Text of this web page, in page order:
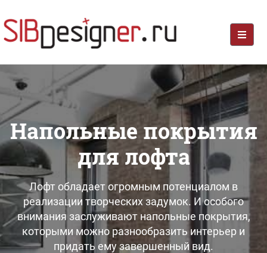
Напольные покрытия
для лофта
Лофт обладает огромным потенциалом в
реализации творческих задумок. И особого
внимания заслуживают напольные покрытия,
которыми можно разнообразить интерьер и
придать ему завершенный вид.